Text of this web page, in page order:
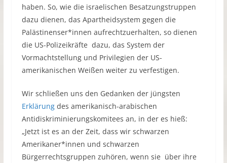
haben. So, wie die israelischen Besatzungstruppen
dazu dienen, das Apartheidsystem gegen die
Palästinenser*innen aufrechtzuerhalten, so dienen
die US-Polizeikräfte dazu, das System der
Vormachtstellung und Privilegien der US-
amerikanischen Weißen weiter zu verfestigen.
Wir schließen uns den Gedanken der jüngsten
Erklärungdes amerikanisch-arabischen
Antidiskriminierungskomitees an, in der es hieß:
„Jetzt ist es an der Zeit, dass wir schwarzen
Amerikaner*innen und schwarzen
Bürgerrechtsgruppen zuhören, wenn sie über ihre